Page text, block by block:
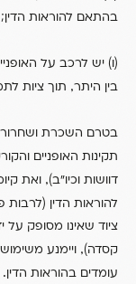
בהתאם להוראות הדין;
(ו) יש לרכב על
בין היתר, תוך ציות
בטרם השכרת ושחרור
תקינות האופניים
דוושות וכיו”ב), ואת
להוראות הדין (לרבות
ציוד שאינו מסופק
קסדה), ויימנע
עומדים בהוראות הדין.